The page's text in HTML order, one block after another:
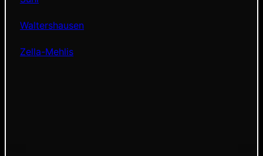
Waltershausen
Zella-Mehlis